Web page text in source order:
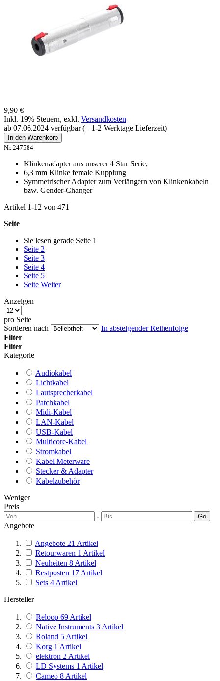
9,90 €
Inkl. 19% Steuern, exkl. Versandkosten
ab 07.06.2024 verfügbar (+ 1-2 Werktage Lieferzeit)
In den Warenkorb
Nr. 247584
Klinkenadapter aus unserer 4 Star Serie,
6,3 mm Klinke female Kupplung
Symmetrischer Adapter zum Verlängern von Klinkenkabeln
bzw. Gender-Changer
Artikel 1-12 von 471
Seite
Sie lesen gerade Seite 1
Seite 2
Seite 3
Seite 4
Seite 5
Seite Weiter
Anzeigen
pro Seite
Sortieren nach
In absteigender Reihenfolge
Filter
Filter
Kategorie
Audiokabel
Lichtkabel
Lautsprecherkabel
Patchkabel
Midi-Kabel
LAN-Kabel
USB-Kabel
Multicore-Kabel
Stromkabel
Kabel Meterware
Stecker & Adapter
Kabelzubehör
Weniger
Preis
-
Go
Angebote
Angebote 21 Artikel
Retourwaren 1 Artikel
Neuheiten 8 Artikel
Restposten 17 Artikel
Sets 4 Artikel
Hersteller
Reloop 69 Artikel
Native Instruments 3 Artikel
Roland 5 Artikel
Korg 1 Artikel
elektron 2 Artikel
LD Systems 1 Artikel
Cameo 8 Artikel